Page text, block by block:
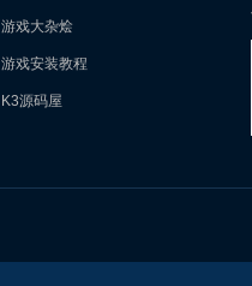
游戏大杂烩
游戏安装教程
K3源码屋